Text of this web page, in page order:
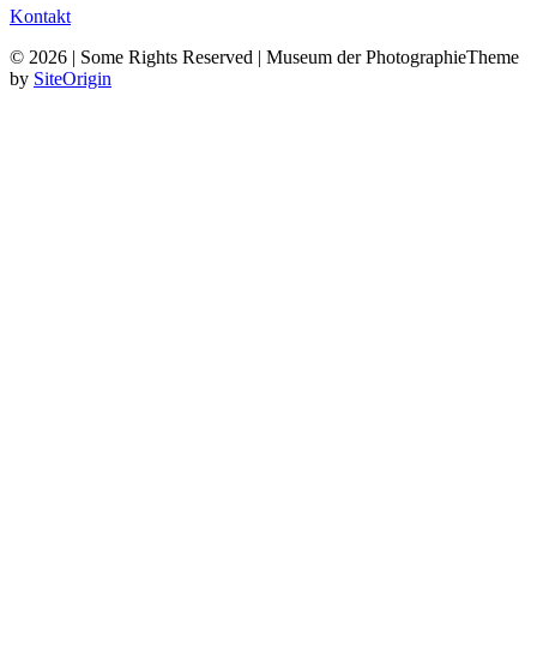
Kontakt
© 2026 | Some Rights Reserved | Museum der PhotographieTheme
by SiteOrigin